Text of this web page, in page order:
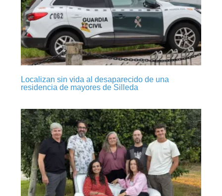
Localizan sin vida al desaparecido de una
residencia de mayores de Silleda